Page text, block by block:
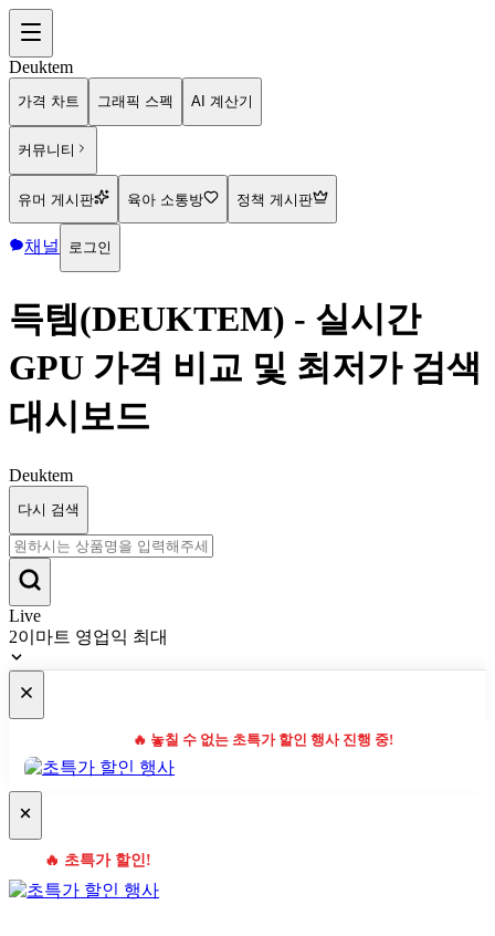
Deuktem
가격 차트 그래픽 스펙 AI 계산기
커뮤니티
유머 게시판 육아 소통방 정책 게시판
채널 로그인
득템(DEUKTEM) - 실시간
GPU 가격 비교 및 최저가 검색
대시보드
Deuktem
다시 검색
Live
2이마트 영업익 최대
🔥 놓칠 수 없는 초특가 할인 행사 진행 중!
🔥 초특가 할인!